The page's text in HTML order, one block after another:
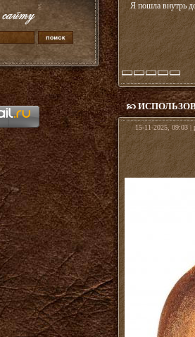
Я пошла внутрь
15-11-2025, 09:03 |